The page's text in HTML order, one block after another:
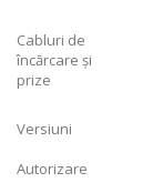
Cabluri de
încărcare și
prize
Versiuni
Autorizare